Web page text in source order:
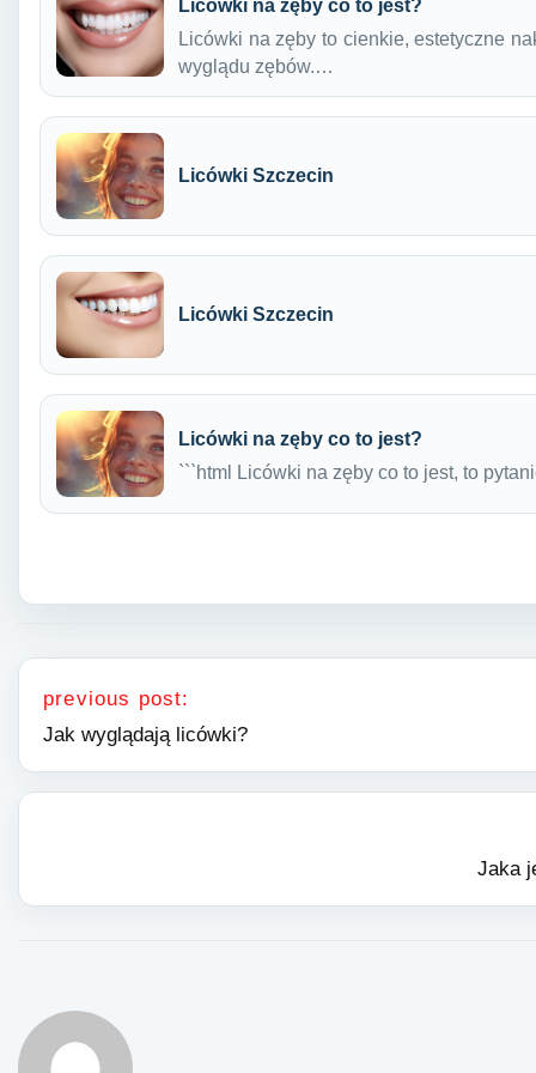
Licówki na zęby co to jest?
Licówki na zęby to cienkie, estetyczne
wyglądu zębów.…
Licówki Szczecin
Licówki Szczecin
Licówki na zęby co to jest?
```html Licówki na zęby co to jest, to
Nawigacja wpisu
previous post:
Jak wyglądają licówki?
Jaka